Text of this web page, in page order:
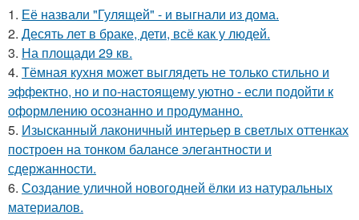
1. Её назвали "Гулящей" - и выгнали из дома.
2. Десять лет в браке, дети, всё как у людей.
3. На площади 29 кв.
4. Тёмная кухня может выглядеть не только стильно и
эффектно, но и по-настоящему уютно - если подойти к
оформлению осознанно и продуманно.
5. Изысканный лаконичный интерьер в светлых оттенках
построен на тонком балансе элегантности и
сдержанности.
6. Создание уличной новогодней ёлки из натуральных
материалов.